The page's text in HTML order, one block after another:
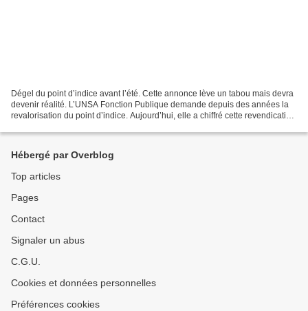
Dégel du point d’indice avant l’été. Cette annonce lève un tabou mais devra
devenir réalité. L’UNSA Fonction Publique demande depuis des années la
revalorisation du point d’indice. Aujourd’hui, elle a chiffré cette revendication
Hébergé par Overblog
Top articles
Pages
Contact
Signaler un abus
C.G.U.
Cookies et données personnelles
Préférences cookies